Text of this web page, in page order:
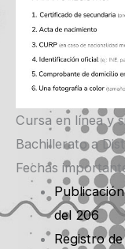
Cursa en línea y
Bachillerato a
Fechas
del 206
Registro